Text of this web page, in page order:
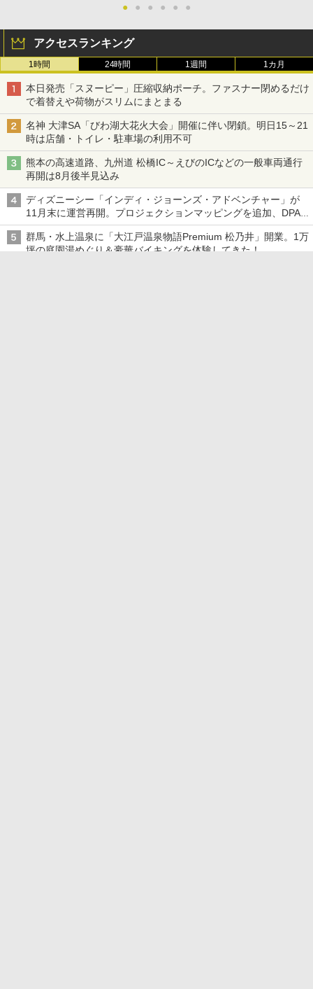
● ● ● ● ● ●
アクセスランキング
1時間 24時間 1週間 1カ月
本日発売「スヌーピー」圧縮収納ポーチ。ファスナー閉めるだけ
で着替えや荷物がスリムにまとまる
名神 大津SA「びわ湖大花火大会」開催に伴い閉鎖。明日15～21
時は店舗・トイレ・駐車場の利用不可
熊本の高速道路、九州道 松橋IC～えびのICなどの一般車両通行
再開は8月後半見込み
ディズニーシー「インディ・ジョーンズ・アドベンチャー」が
11月末に運営再開。プロジェクションマッピングを追加、DPA
は1500円
群馬・水上温泉に「大江戸温泉物語Premium 松乃井」開業。1万
坪の庭園湯めぐり＆豪華バイキングを体験してきた！